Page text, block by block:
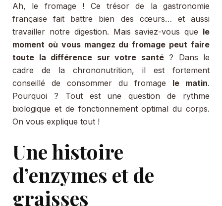
Ah, le fromage ! Ce trésor de la gastronomie
française fait battre bien des cœurs… et aussi
travailler notre digestion. Mais saviez-vous que le
moment où vous mangez du fromage peut faire
toute la différence sur votre santé? Dans le
cadre de la chrononutrition, il est fortement
conseillé de consommer du fromage le matin.
Pourquoi ? Tout est une question de rythme
biologique et de fonctionnement optimal du corps.
On vous explique tout !
Une histoire
d’enzymes et de
graisses